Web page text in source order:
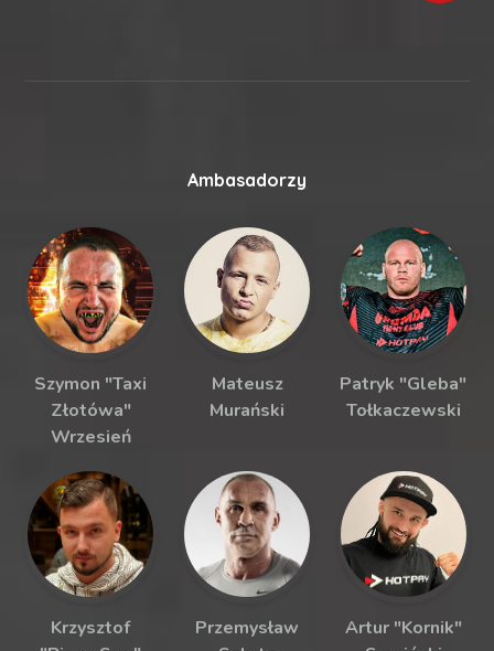
Ambasadorzy
Szymon "Taxi
Złotówa"
Wrzesień
Mateusz
Murański
Patryk "Gleba"
Tołkaczewski
Krzysztof
Przemysław
Artur "Kornik"